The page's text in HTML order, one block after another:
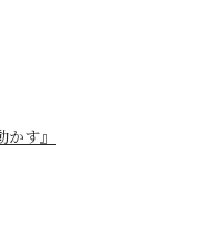
す』